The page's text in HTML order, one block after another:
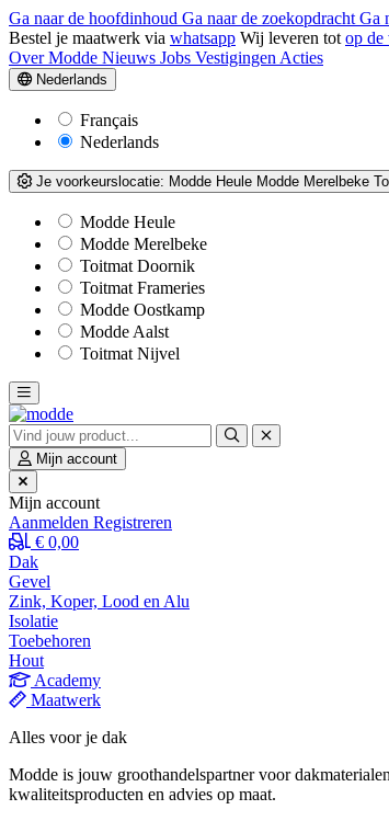
Ga naar de hoofdinhoud Ga naar de zoekopdracht Ga
Bestel je maatwerk via whatsapp Wij leveren tot op de
Over Modde Nieuws Jobs Vestigingen Acties
Nederlands
Français
Nederlands
Je voorkeurslocatie: Modde Heule Modde Merelbeke
Modde Heule
Modde Merelbeke
Toitmat Doornik
Toitmat Frameries
Modde Oostkamp
Modde Aalst
Toitmat Nijvel
Mijn account
Mijn account
Aanmelden Registreren
€ 0,00
Dak
Gevel
Zink, Koper, Lood en Alu
Isolatie
Toebehoren
Hout
Academy
Maatwerk
Alles voor je dak
Modde is jouw groothandelspartner voor
kwaliteitsproducten en advies op maat.